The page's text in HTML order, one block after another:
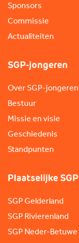
Sponsors
Commissie
Actualiteiten
SGP-jongeren
Over SGP-jongeren
Bestuur
Missie en visie
Geschiedenis
Standpunten
Plaatselijke SGP
SGP Gelderland
SGP Rivierenland
SGP Neder-Betuwe